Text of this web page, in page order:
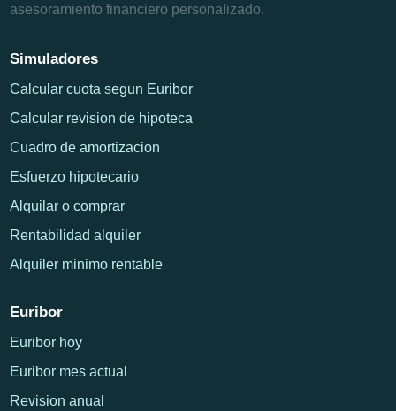
asesoramiento financiero personalizado.
Simuladores
Calcular cuota segun Euribor
Calcular revision de hipoteca
Cuadro de amortizacion
Esfuerzo hipotecario
Alquilar o comprar
Rentabilidad alquiler
Alquiler minimo rentable
Euribor
Euribor hoy
Euribor mes actual
Revision anual